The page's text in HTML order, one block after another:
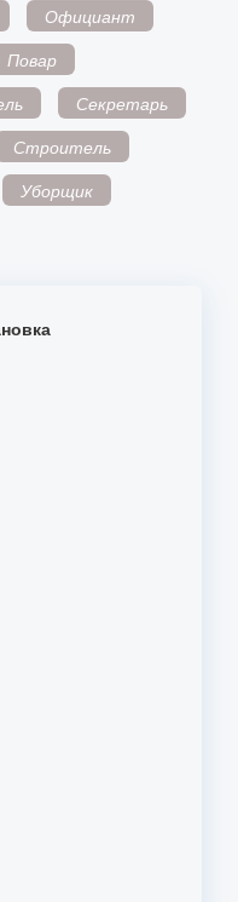
Официант
Повар
Секретарь
Строитель
Уборщик